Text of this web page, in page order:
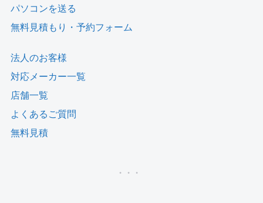
パソコンを送る
無料見積もり・予約フォーム
法人のお客様
対応メーカー一覧
店舗一覧
よくあるご質問
無料見積